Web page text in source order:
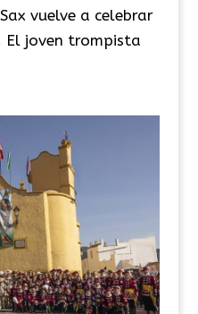
vuelve a celebrar
El joven trompista